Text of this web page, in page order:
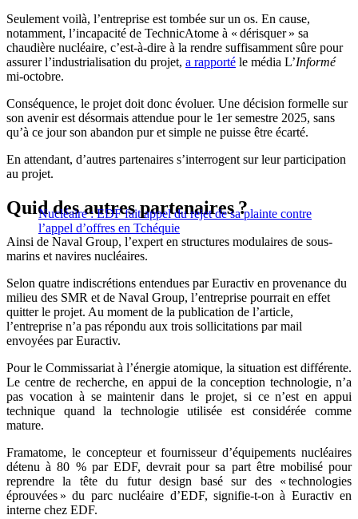
Seulement voilà, l’entreprise est tombée sur un os. En cause,
notamment, l’incapacité de TechnicAtome à « dérisquer » sa
chaudière nucléaire, c’est-à-dire à la rendre suffisamment sûre pour
assurer l’industrialisation du projet, a rapporté le média L’Informé
mi-octobre.
Conséquence, le projet doit donc évoluer. Une décision formelle sur
son avenir est désormais attendue pour le 1er semestre 2025, sans
qu’à ce jour son abandon pur et simple ne puisse être écarté.
En attendant, d’autres partenaires s’interrogent sur leur participation
au projet.
Nucléaire : EDF fait appel du rejet de sa plainte contre
l’appel d’offres en Tchéquie
Quid des autres partenaires ?
Ainsi de Naval Group, l’expert en structures modulaires de sous-
marins et navires nucléaires.
Selon quatre indiscrétions entendues par Euractiv en provenance du
milieu des SMR et de Naval Group, l’entreprise pourrait en effet
quitter le projet. Au moment de la publication de l’article,
l’entreprise n’a pas répondu aux trois sollicitations par mail
envoyées par Euractiv.
Pour le Commissariat à l’énergie atomique, la situation est différente.
Le centre de recherche, en appui de la conception technologie, n’a
pas vocation à se maintenir dans le projet, si ce n’est en appui
technique quand la technologie utilisée est considérée comme
mature.
Framatome, le concepteur et fournisseur d’équipements nucléaires
détenu à 80 % par EDF, devrait pour sa part être mobilisé pour
reprendre la tête du futur design basé sur des « technologies
éprouvées » du parc nucléaire d’EDF, signifie-t-on à Euractiv en
interne chez EDF.